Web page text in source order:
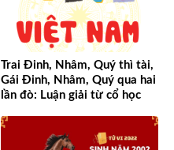
Trai Đinh, Nhâm, Quý thì tài,
Gái Đinh, Nhâm, Quý qua hai
lần đò: Luận giải từ cổ học